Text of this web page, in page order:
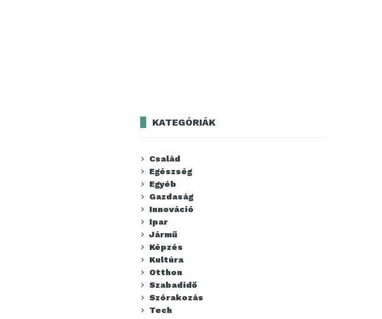
KATEGÓRIÁK
Család
Egészség
Egyéb
Gazdaság
Innováció
Ipar
Jármű
Képzés
Kultúra
Otthon
Szabadidő
Szórakozás
Tech